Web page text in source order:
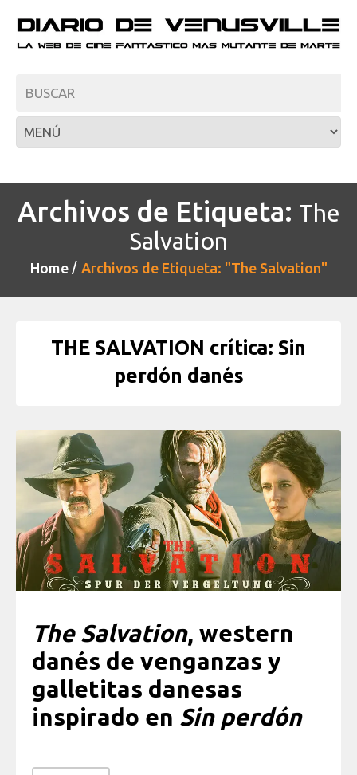
Archivos de Etiqueta: The
Salvation
Home Archivos de Etiqueta: "The Salvation"
THE SALVATION crítica: Sin
perdón danés
The Salvation, western
danés de venganzas y
galletitas danesas
inspirado en Sin perdón